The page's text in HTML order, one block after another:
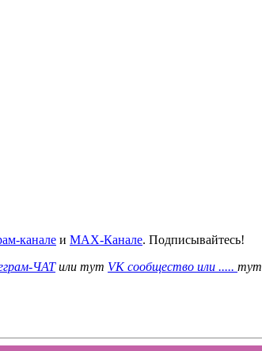
канале и MAX-Канале. Подписывайтесь!
ЧАТили тут VK сообщество или ..... тут